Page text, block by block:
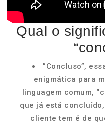
Qual o
”Concluso”,
enigmática para
linguagem comum,
que já está
cliente tem é de